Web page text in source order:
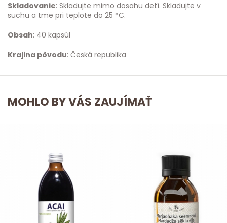
Skladovanie: Skladujte mimo dosahu detí. Skladujte v
suchu a tme pri teplote do 25 °C.
Obsah: 40 kapsúl
Krajina pôvodu: Česká republika
MOHLO BY VÁS ZAUJÍMAŤ